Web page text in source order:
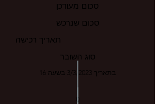
סכום מעודכן
סכום שנרכש
תאריך רכישה
סוג השובר
בתאריך 3/3/2023 בשעה 16
0